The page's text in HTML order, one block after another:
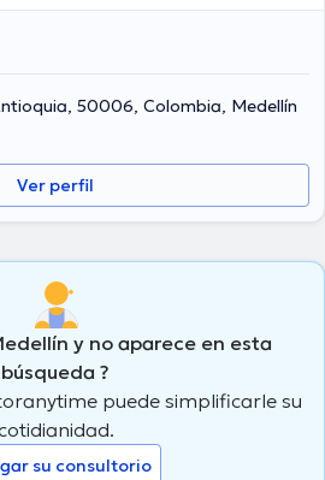
50006, Colombia, Medellín
Ver perfil
y no aparece en esta
búsqueda ?
puede simplificarle su
su consultorio